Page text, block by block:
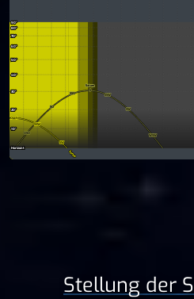
Stellung der